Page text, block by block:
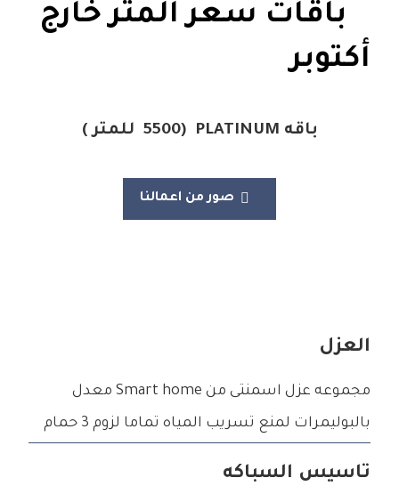
باقات سعر المتر خارج
أكتوبر
باقه PLATINUM
(5500 للمتر )
صور من اعمالنا
العزل
مجموعه عزل اسمنتى من Smart home معدل
بالبوليمرات لمنع تسريب المياه تماما لزوم 3 حمام
تاسيس السباكه